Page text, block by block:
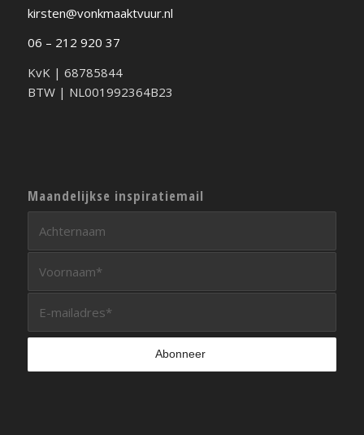
kirsten@vonkmaaktvuur.nl
06 – 212 920 37
KvK | 68785844
BTW | NL001992364B23
Maandelijkse inspiratiemail